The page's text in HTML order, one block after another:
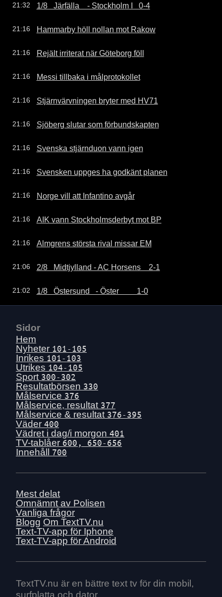
21:32 1/8   Järfälla    - Stockholm I   0-4
21:16 Hammarby höll nollan mot Rakow
21:16 Rejält irriterat när Göteborg föll
21:16 Messi tillbaka i målprotokollet
21:16 Stjärnvärvningen bryter med HV71
21:16 Sjöberg slutar som förbundskapten
21:16 Svenska stjärnduon vann igen
21:16 Svensken uppges ha godkänt planen
21:16 Norge vill att Infantino avgår
21:16 AIK vann Stockholmsderbyt mot BP
21:16 Almgrens största rival missar EM
21:06 2/8   Midtjylland - AC Horsens    2-1
21:02 1/8   Östersund   - Öster         1-0
Sidor
Hem
Nyheter 101-105
Inrikes 101-103
Utrikes 104-105
Sport 300-302
Resultatbörsen 330
Målservice 376
Målservice, resultat 377
Målservice & resultat 376-395
Väder 400
Vädret i dag/i morgon 401
TV-tablåer 600, 650-656
Innehåll 700
Mest delat
Omnämnt av Polisen
Vanliga frågor
Blogg Om TextTV.nu
Text-TV-app för Iphone
Text-TV-app för Android
TextTV.nu är en bättre text tv för din mobil,
surfplatta och dator.